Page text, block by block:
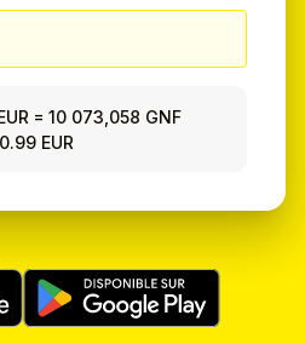
=10 073,058 GNF
EUR